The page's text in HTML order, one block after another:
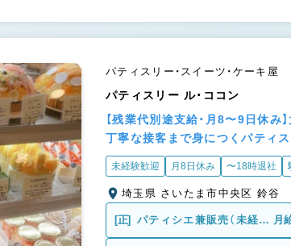
パティスリー・スイーツ・ケーキ屋
パティスリー ル・ココン
【残業代別途支給・月8〜9日休
丁寧な接客まで身につくパティ
未経験歓迎 月8日休み 〜18時退社
埼玉県 さいたま市中央区 鈴谷
[正]
パティシエ兼販売（未経
験）
月